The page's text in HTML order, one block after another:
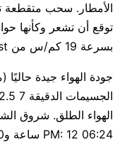
بسرعة 19 كم/س من west. الهواء كثيف ومغلق عند 84%.
06:24 PM: 12 ساعة و40 دقيقة من الضوء في Holetown.